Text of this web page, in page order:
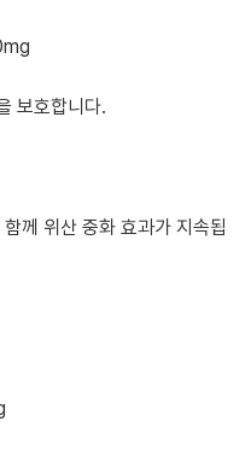
보호합니다.
께 위산 중화 효과가 지속됩